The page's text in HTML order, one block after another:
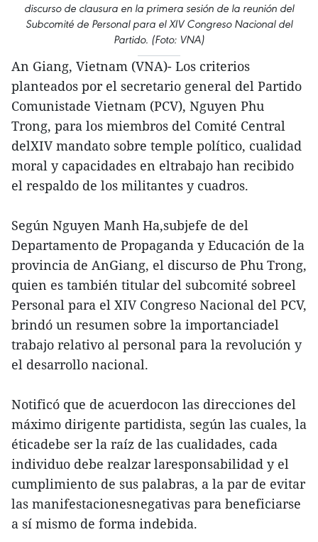
discurso de clausura en la primera sesión de la reunión del
Subcomité de Personal para el XIV Congreso Nacional del
Partido. (Foto: VNA)
An Giang, Vietnam (VNA)- Los criterios
planteados por el secretario general del Partido
Comunistade Vietnam (PCV), Nguyen Phu
Trong, para los miembros del Comité Central
delXIV mandato sobre temple político, cualidad
moral y capacidades en eltrabajo han recibido
el respaldo de los militantes y cuadros.
Según Nguyen Manh Ha,subjefe de del
Departamento de Propaganda y Educación de la
provincia de AnGiang, el discurso de Phu Trong,
quien es también titular del subcomité sobreel
Personal para el XIV Congreso Nacional del PCV,
brindó un resumen sobre la importanciadel
trabajo relativo al personal para la revolución y
el desarrollo nacional.
Notificó que de acuerdocon las direcciones del
máximo dirigente partidista, según las cuales, la
éticadebe ser la raíz de las cualidades, cada
individuo debe realzar laresponsabilidad y el
cumplimiento de sus palabras, a la par de evitar
las manifestacionesnegativas para beneficiarse
a sí mismo de forma indebida.